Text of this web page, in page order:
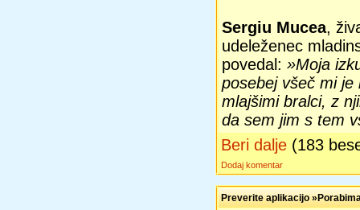
Sergiu Mucea,
udeleženec
povedal: »Moja
posebej všeč mi
mlajšimi bralci, z
da sem jim s tem
Beri dalje (183
Dodaj komentar
Preverite aplikacijo